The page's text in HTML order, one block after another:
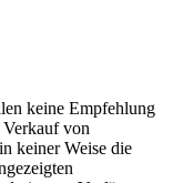
keine Empfehlung
von
keiner Weise die